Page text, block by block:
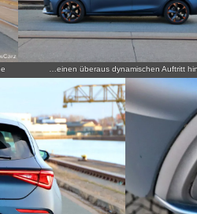
…einen überaus dynamischen Auftritt hin.